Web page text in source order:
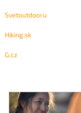
Svetoutdooru
Hiking.sk
G.cz